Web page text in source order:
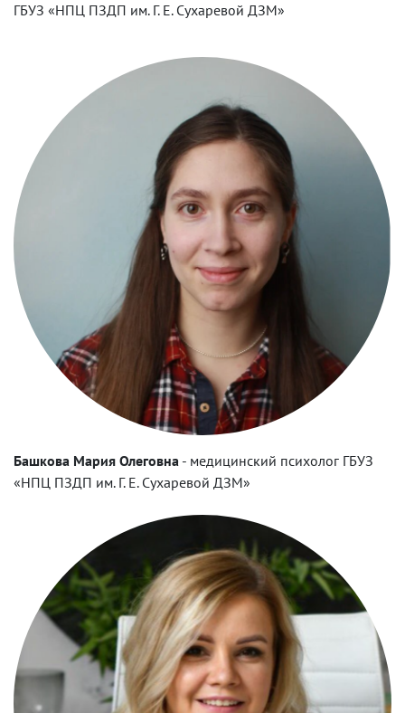
ГБУЗ «НПЦ ПЗДП им. Г. Е. Сухаревой ДЗМ»
Башкова Мария Олеговна - медицинский психолог ГБУЗ
«НПЦ ПЗДП им. Г. Е. Сухаревой ДЗМ»